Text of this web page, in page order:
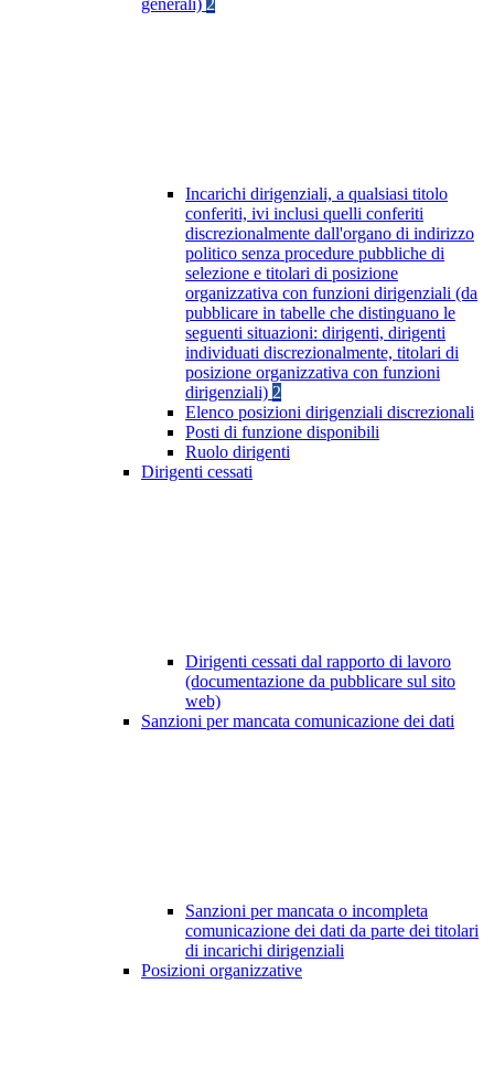
generali) 2
Incarichi dirigenziali, a qualsiasi titolo
conferiti, ivi inclusi quelli conferiti
discrezionalmente dall'organo di indirizzo
politico senza procedure pubbliche di
selezione e titolari di posizione
organizzativa con funzioni dirigenziali (da
pubblicare in tabelle che distinguano le
seguenti situazioni: dirigenti, dirigenti
individuati discrezionalmente, titolari di
posizione organizzativa con funzioni
dirigenziali) 2
Elenco posizioni dirigenziali discrezionali
Posti di funzione disponibili
Ruolo dirigenti
Dirigenti cessati
Dirigenti cessati dal rapporto di lavoro
(documentazione da pubblicare sul sito
web)
Sanzioni per mancata comunicazione dei dati
Sanzioni per mancata o incompleta
comunicazione dei dati da parte dei titolari
di incarichi dirigenziali
Posizioni organizzative